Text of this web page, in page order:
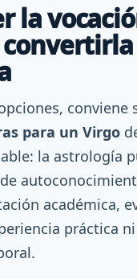
la
conviene
para un Virgo
la astrología
académica,
práctica